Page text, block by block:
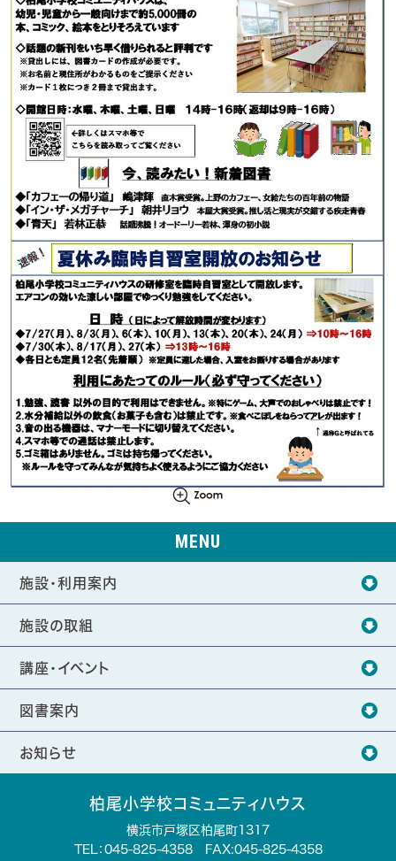
MENU
施設・利用案内
施設の取組
講座・イベント
図書案内
お知らせ
柏尾小学校コミュニティハウス
横浜市戸塚区柏尾町1317
TEL： 045-825-4358FAX:045-825-4358